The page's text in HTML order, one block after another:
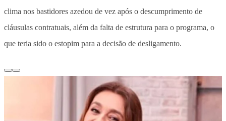
clima nos bastidores azedou de vez após o descumprimento de
cláusulas contratuais, além da falta de estrutura para o programa, o
que teria sido o estopim para a decisão de desligamento.